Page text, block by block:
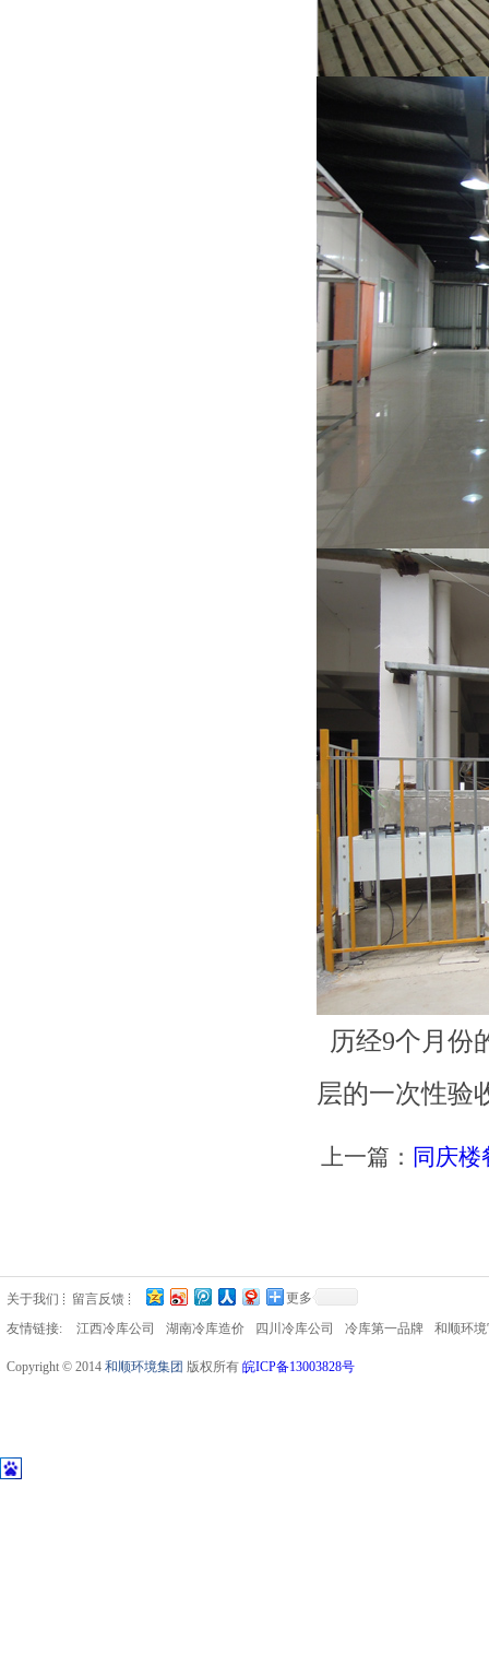
历经9个月份
层的一次性验
上一篇： 同庆
关于我们 留言反馈
更多
友情链接:
江西冷库公司 湖南冷库造价 四川冷库公司 冷库第一品牌 和顺环
Copyright © 2014 和顺环境集团 版权所有 皖ICP备13003828号